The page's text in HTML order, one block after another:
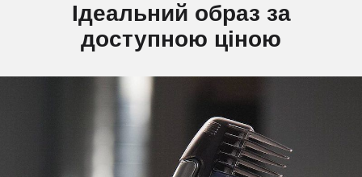
Ідеальний образ за
доступною ціною